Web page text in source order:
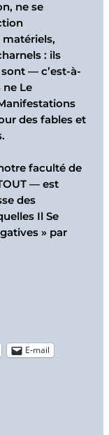
ne se
matériels,
: ils
— c’est-à-
ne Le
des fables et
faculté de
— est
des
Il Se
» par
E-mail